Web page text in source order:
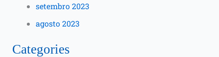
setembro 2023
agosto 2023
Categories